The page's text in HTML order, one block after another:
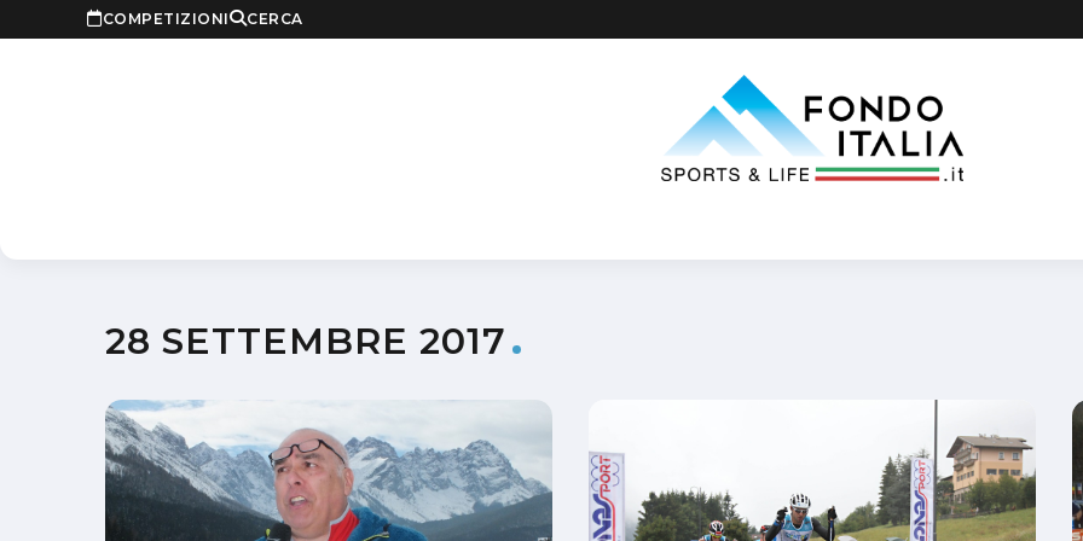
COMPETIZIONI CERCA
28 SETTEMBRE 2017